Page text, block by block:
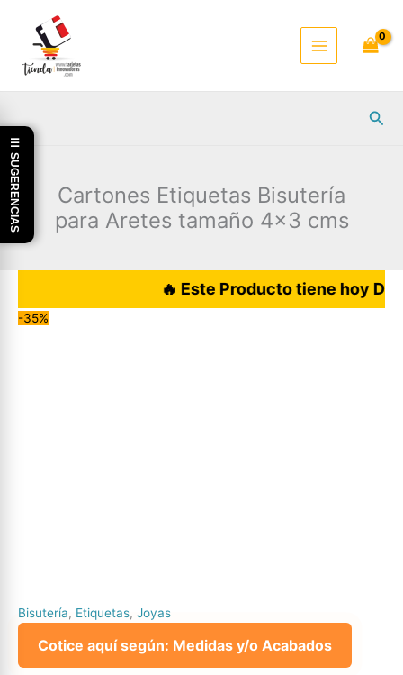
contenido
Cartones Etiquetas Bisutería
para Aretes tamaño 4×3 cms
🔥 Este Producto tiene hoy
-35%
Bisutería, Etiquetas, Joyas
Cotice aquí según: Medidas y/o Acabados
☰ SUGERENCIAS